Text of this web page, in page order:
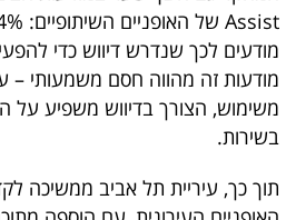
אדום
פרסמו
באייס
עקבו
מודעים לכך שנדרש דיווש כדי
מודעות זה מהווה חסם משמעותי –
משימוש, הצורך בדיווש משפיע
בשירות.
תוך כך, עיריית תל אביב ממשיכה